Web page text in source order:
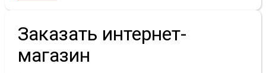
Заказать интернет-
магазин